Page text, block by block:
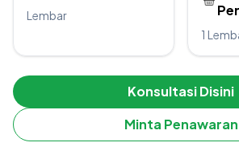
Lembar
1
Konsultasi Disini
Minta Penawaran